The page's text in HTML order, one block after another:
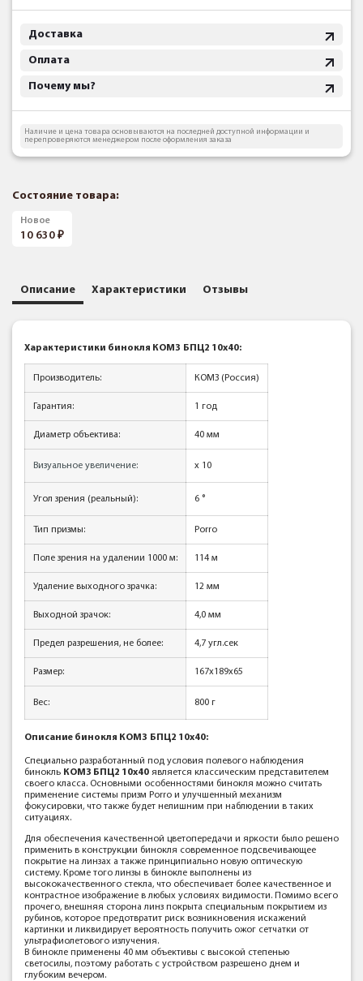
Доставка
Оплата
Почему мы?
Наличие и цена товара основываются на последней доступной информации и
перепроверяются менеджером после оформления заказа
Состояние товара:
Новое
10 630
Описание Характеристики Отзывы
Характеристики бинокля КОМЗ БПЦ2 10x40:
Производитель: КОМЗ (Россия)
Гарантия: 1 год
Диаметр объектива: 40 мм
Визуальное увеличение: x 10
Угол зрения (реальный): 6 °
Тип призмы: Porro
Поле зрения на удалении 1000 м: 114 м
Удаление выходного зрачка: 12 мм
Выходной зрачок: 4,0 мм
Предел разрешения, не более: 4,7 угл.сек
Размер: 167х189х65
Вес: 800 г
Описание бинокля КОМЗ БПЦ2 10x40:
Специально разработанный под условия полевого наблюдения
бинокль КОМЗ БПЦ2 10x40 является классическим представителем
своего класса. Основными особенностями бинокля можно считать
применение системы призм Porro и улучшенный механизм
фокусировки, что также будет нелишним при наблюдении в таких
ситуациях.
Для обеспечения качественной цветопередачи и яркости было решено
применить в конструкции бинокля современное подсвечивающее
покрытие на линзах а также принципиально новую оптическую
систему. Кроме того линзы в бинокле выполнены из
высококачественного стекла, что обеспечивает более качественное и
контрастное изображение в любых условиях видимости. Помимо всего
прочего, внешняя сторона линз покрыта специальным покрытием из
рубинов, которое предотвратит риск возникновения искажений
картинки и ликвидирует вероятность получить ожог сетчатки от
ультрафиолетового излучения.
В бинокле применены 40 мм объективы с высокой степенью
светосилы, поэтому работать с устройством разрешено днем и
глубоким вечером.